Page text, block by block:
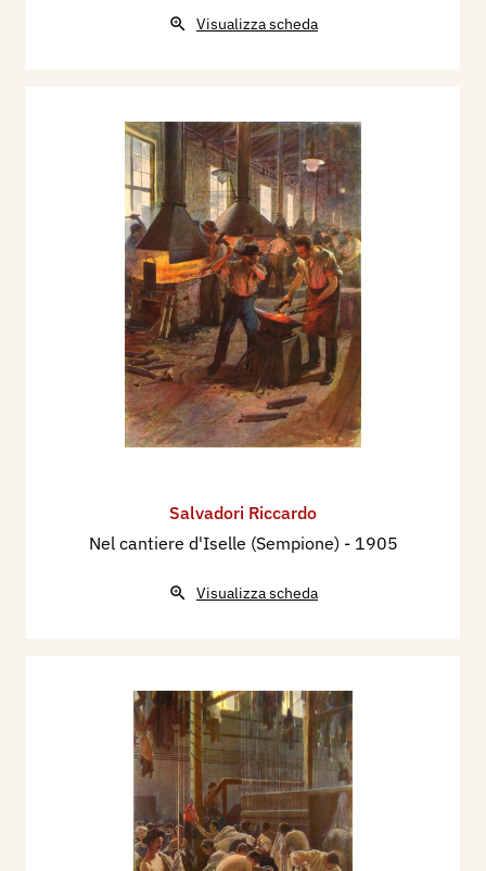
Visualizza scheda
Salvadori Riccardo
Nel cantiere d'Iselle (Sempione) - 1905
Visualizza scheda